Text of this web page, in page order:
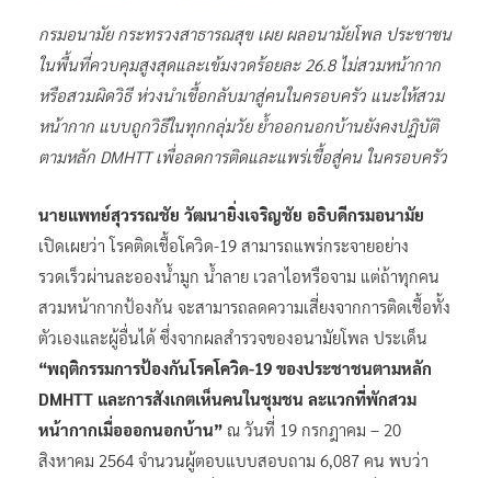
กรมอนามัย กระทรวงสาธารณสุข เผย ผลอนามัยโพล ประชาชน
ในพื้นที่ควบคุมสูงสุดและเข้มงวดร้อยละ 26.8 ไม่สวมหน้ากาก
หรือสวมผิดวิธี ห่วงนำเชื้อกลับมาสู่คนในครอบครัว แนะให้สวม
หน้ากาก แบบถูกวิธีในทุกกลุ่มวัย ย้ำออกนอกบ้านยังคงปฏิบัติ
ตามหลัก DMHTT เพื่อลดการติดและแพร่เชื้อสู่คน ในครอบครัว
​นายแพทย์สุวรรณชัย วัฒนายิ่งเจริญชัย อธิบดีกรมอนามัย
เปิดเผยว่า โรคติดเชื้อโควิด-19 สามารถแพร่กระจายอย่าง
รวดเร็วผ่านละอองน้ำมูก น้ำลาย เวลาไอหรือจาม แต่ถ้าทุกคน
สวมหน้ากากป้องกัน จะสามารถลดความเสี่ยงจากการติดเชื้อทั้ง
ตัวเองและผู้อื่นได้ ซึ่งจากผลสำรวจของอนามัยโพล ประเด็น
“พฤติกรรมการป้องกันโรคโควิด-19 ของประชาชนตามหลัก
DMHTT และการสังเกตเห็นคนในชุมชน ละแวกที่พักสวม
หน้ากากเมื่อออกนอกบ้าน” ณ วันที่ 19 กรกฎาคม – 20
สิงหาคม 2564 จำนวนผู้ตอบแบบสอบถาม 6,087 คน พบว่า